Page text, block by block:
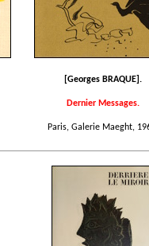
[Georges BRAQUE].
Dernier Messages.
Paris, Galerie Maeght,